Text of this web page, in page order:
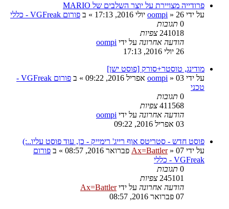
פרודייה מצויירת על יוצר השלבים של MARIO
על ידי
oompi » 26 יולי 2016, 17:13 » ב פורום VGFreak - כללי
0 תגובות
241018 צפיות
הודעה אחרונה על ידי oompi
26 יולי 2016, 17:13
מודינג, טוסטר+סורק [פוסט ישן]
על ידי
oompi » 03 אפריל 2016, 09:22 » ב
פורום VGFreak -
טכני
0 תגובות
411568 צפיות
הודעה אחרונה על ידי oompi
03 אפריל 2016, 09:22
פוסט חדש - סטריטס אוף רייג' רימייק - כן, עוד פוסט עליו..:)
על ידי
Ax=Battler» 07 פברואר 2016, 08:57 » ב פורום
VGFreak - כללי
0 תגובות
245101 צפיות
הודעה אחרונה על ידיAx=Battler
07 פברואר 2016, 08:57